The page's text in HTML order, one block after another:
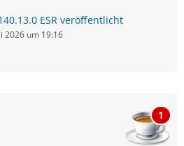
ESR veröffentlicht
2026 um 19:16
1